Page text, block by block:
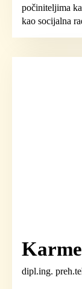
počiniteljima
kao socijalna
dipl.ing.